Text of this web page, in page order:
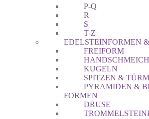
P-Q
R
S
T-Z
EDELSTEINFORMEN
FREIFORM
KUGELN
SPITZEN &
PYRAMIDEN &
FORMEN
DRUSE